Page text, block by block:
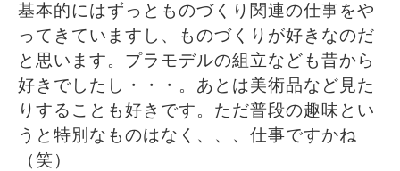
基本的にはずっとものづくり関連の仕事をや
ってきていますし、ものづくりが好きなのだ
と思います。プラモデルの組立なども昔から
好きでしたし・・・。あとは美術品など見た
りすることも好きです。ただ普段の趣味とい
うと特別なものはなく、、、仕事ですかね
（笑）